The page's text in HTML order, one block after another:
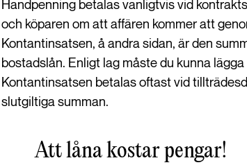
Handpenning betalas vanligtvis vid
och köparen om att affären kommer att
Kontantinsatsen, å andra sidan, är den
bostadslån. Enligt lag måste du kunna
Kontantinsatsen betalas oftast vid
slutgiltiga summan.
Att låna kostar pengar!